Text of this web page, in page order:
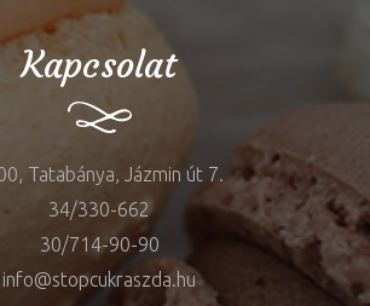
Kapcsolat
Tatabánya, Jázmin út 7.
34/330-662
30/714-90-90
info@stopcukraszda.hu